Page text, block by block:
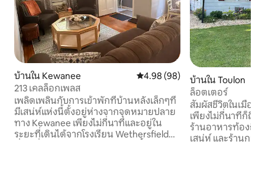
บ้านใน Kewanee คะแนนเฉลี่ย 4.98 จาก 5, 98 รีวิว
4.98 (98)
213 เคลล็อกเพลส
เพลิดเพลินกับการเข้าพักที่บ้านหลังเล็กๆที่
มีเสน่ห์แห่งนี้ตั้งอยู่ห่างจากจุดหมายปลาย
ทาง Kewanee เพียงไม่กี่นาทีและอยู่ใน
ระยะที่เดินได้จากโรงเรียน Wethersfield
บ้านใน Toulon
ล็อตเตอร์
สัมผัสชีวิตในเมือง
เพียงไม่กี่นาทีก็ถึง
ร้านอาหารท้องถิ่น
เสน่ห์ และร้านกา